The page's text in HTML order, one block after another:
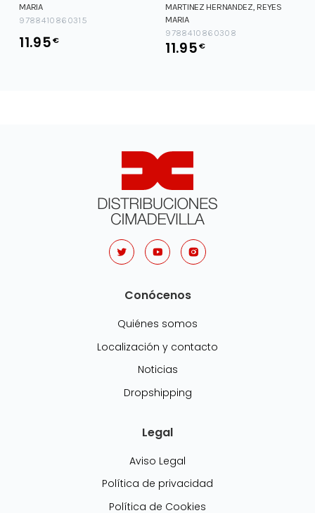
MARIA
9788410860315
11.95€
MARTINEZ HERNANDEZ, REYES
MARIA
9788410860308
11.95€
Conócenos
Quiénes somos
Localización y contacto
Noticias
Dropshipping
Legal
Aviso Legal
Política de privacidad
Política de Cookies